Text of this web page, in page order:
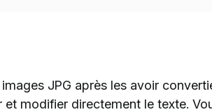
JPG après les avoir
modifier directement le texte.